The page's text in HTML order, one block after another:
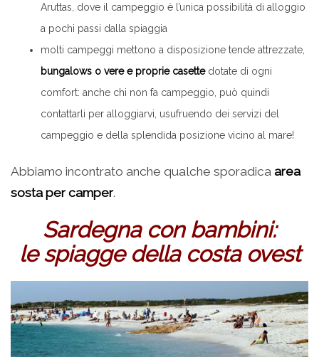
Aruttas, dove il campeggio è l’unica possibilità di alloggio
a pochi passi dalla spiaggia
molti campeggi mettono a disposizione tende attrezzate,
bungalows o vere e proprie casette dotate di ogni
comfort: anche chi non fa campeggio, può quindi
contattarli per alloggiarvi, usufruendo dei servizi del
campeggio e della splendida posizione vicino al mare!
Abbiamo incontrato anche qualche sporadica area
sosta per camper.
Sardegna con bambini:
le spiagge della costa ovest